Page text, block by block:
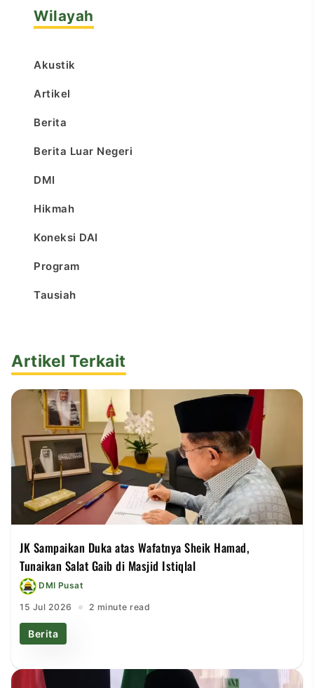
Wilayah
Akustik
Artikel
Berita
Berita Luar Negeri
DMI
Hikmah
Koneksi DAI
Program
Tausiah
Artikel Terkait
JK Sampaikan Duka atas Wafatnya Sheik Hamad,
Tunaikan Salat Gaib di Masjid Istiqlal
DMI Pusat
15 Jul 2026 2 minute read
Berita